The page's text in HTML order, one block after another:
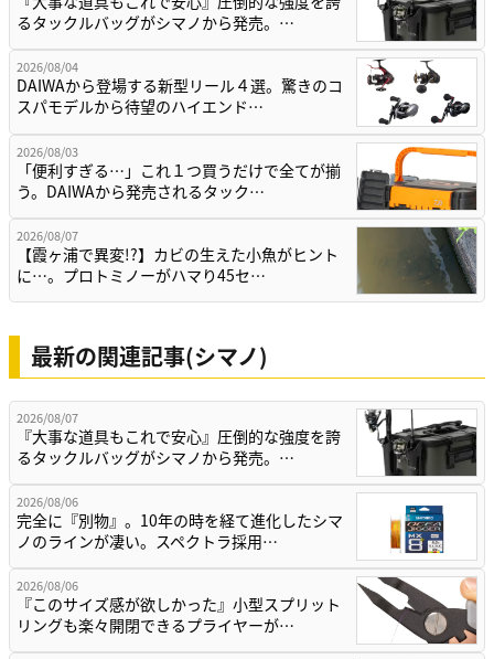
るタックルバッグがシマノから発売。…
2026/08/04
DAIWAから登場する新型リール４選。驚きのコ
スパモデルから待望のハイエンド…
2026/08/03
「便利すぎる…」これ１つ買うだけで全てが揃
う。DAIWAから発売されるタック…
2026/08/07
【霞ヶ浦で異変!?】カビの生えた小魚がヒント
に…。プロトミノーがハマり45セ…
最新の関連記事(シマノ)
2026/08/07
『大事な道具もこれで安心』圧倒的な強度を誇
るタックルバッグがシマノから発売。…
2026/08/06
完全に『別物』。10年の時を経て進化したシマ
ノのラインが凄い。スペクトラ採用…
2026/08/06
『このサイズ感が欲しかった』小型スプリット
リングも楽々開閉できるプライヤーが…